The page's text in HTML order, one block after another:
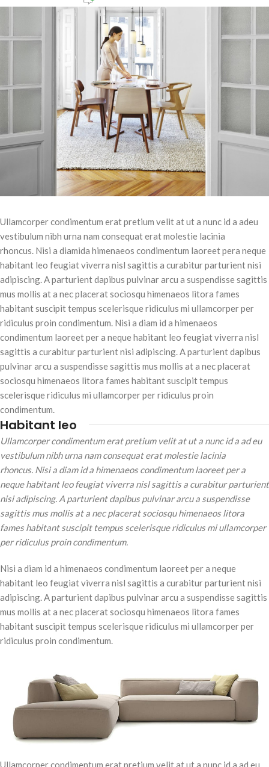
Ullamcorper condimentum erat pretium velit at ut a nunc id a adeu
vestibulum nibh urna nam consequat erat molestie lacinia
rhoncus. Nisi a diamida himenaeos condimentum laoreet pera neque
habitant leo feugiat viverra nisl sagittis a curabitur parturient nisi
adipiscing. A parturient dapibus pulvinar arcu a suspendisse sagittis
mus mollis at a nec placerat sociosqu himenaeos litora fames
habitant suscipit tempus scelerisque ridiculus mi ullamcorper per
ridiculus proin condimentum. Nisi a diam id a himenaeos
condimentum laoreet per a neque habitant leo feugiat viverra nisl
sagittis a curabitur parturient nisi adipiscing. A parturient dapibus
pulvinar arcu a suspendisse sagittis mus mollis at a nec placerat
sociosqu himenaeos litora fames habitant suscipit tempus
scelerisque ridiculus mi ullamcorper per ridiculus proin
condimentum.
Habitant leo
Ullamcorper condimentum erat pretium velit at ut a nunc id a ad eu
vestibulum nibh urna nam consequat erat molestie lacinia
rhoncus. Nisi a diam id a himenaeos condimentum laoreet per a
neque habitant leo feugiat viverra nisl sagittis a curabitur parturient
nisi adipiscing. A parturient dapibus pulvinar arcu a suspendisse
sagittis mus mollis at a nec placerat sociosqu himenaeos litora
fames habitant suscipit tempus scelerisque ridiculus mi ullamcorper
per ridiculus proin condimentum.
Nisi a diam id a himenaeos condimentum laoreet per a neque
habitant leo feugiat viverra nisl sagittis a curabitur parturient nisi
adipiscing. A parturient dapibus pulvinar arcu a suspendisse sagittis
mus mollis at a nec placerat sociosqu himenaeos litora fames
habitant suscipit tempus scelerisque ridiculus mi ullamcorper per
ridiculus proin condimentum.
Ullamcorper condimentum erat pretium velit at ut a nunc id a ad eu